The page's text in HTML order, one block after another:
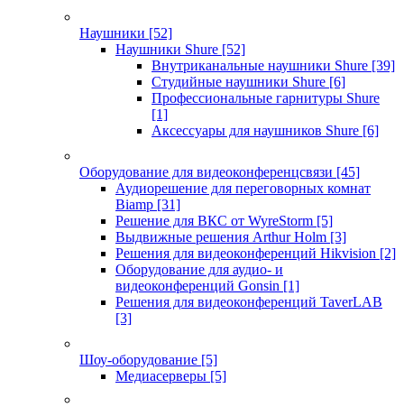
Наушники [52]
Наушники Shure [52]
Внутриканальные наушники Shure [39]
Студийные наушники Shure [6]
Профессиональные гарнитуры Shure
[1]
Аксессуары для наушников Shure [6]
Оборудование для видеоконференцсвязи [45]
Аудиорешение для переговорных комнат
Biamp [31]
Решение для ВКС от WyreStorm [5]
Выдвижные решения Arthur Holm [3]
Решения для видеоконференций Hikvision [2]
Оборудование для аудио- и
видеоконференций Gonsin [1]
Решения для видеоконференций TaverLAB
[3]
Шоу-оборудование [5]
Медиасерверы [5]